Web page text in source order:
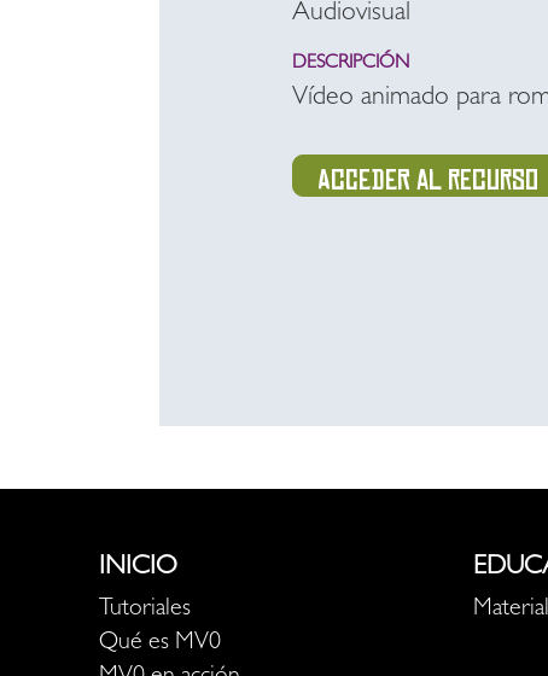
Audiovisual
DESCRIPCIÓN
Vídeo animado para
Acceder al recurso
INICIO
Tutoriales
Qué es MV0